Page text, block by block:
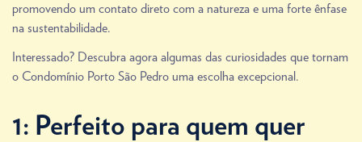
promovendo um contato direto com a natureza e uma forte ênfase
na sustentabilidade.
Interessado? Descubra agora algumas das curiosidades que tornam
o Condomínio Porto São Pedro uma escolha excepcional.
1: Perfeito para quem quer